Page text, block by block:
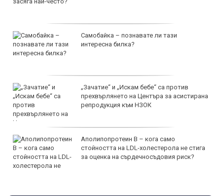
Самобайка – познавате ли тази
интересна билка?
„Зачатие“ и „Искам бебе“ са против
прехвърлянето на Центъра за асистирана
репродукция към НЗОК
Аполипопротеин B – кога само
стойността на LDL-холестерола не стига
за оценка на сърдечносъдовия риск?